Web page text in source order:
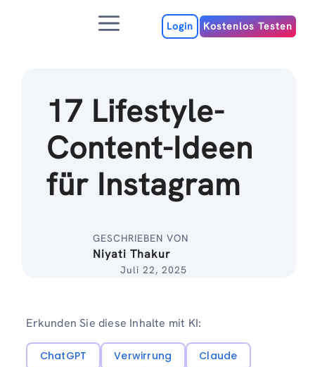
MenuLogin Kostenlos Testen
17 Lifestyle-
Content-Ideen
für Instagram
GESCHRIEBEN VON
Niyati Thakur
Juli 22, 2025
Erkunden Sie diese Inhalte mit KI:
ChatGPT Verwirrung
Claude